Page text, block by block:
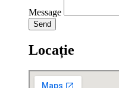
Message
Send
Locație